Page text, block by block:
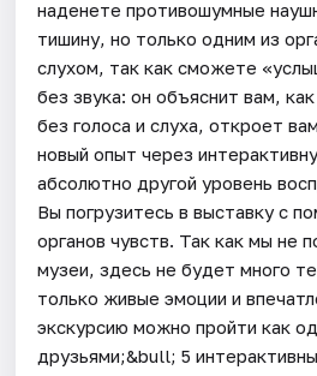
наденете противошумные
тишину, но только одним из
слухом, так как сможете
без звука: он объяснит вам,
без голоса и слуха, откроет
новый опыт через
абсолютно другой уровень
Вы погрузитесь в выставку с
органов чувств. Так как мы не
музеи, здесь не будет много
только живые эмоции и
экскурсию можно пройти как
друзьями;&bull; 5